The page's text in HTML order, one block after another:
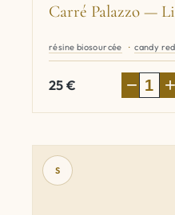
Carré Palazzo —
résine biosourcée candy red
25€ − +
S